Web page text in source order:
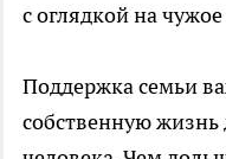
с оглядкой на
Поддержка семьи
собственную жизнь